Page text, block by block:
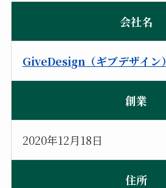
会社名
GiveDesign（ギブデザイン）
創業
2020年12月18日
住所